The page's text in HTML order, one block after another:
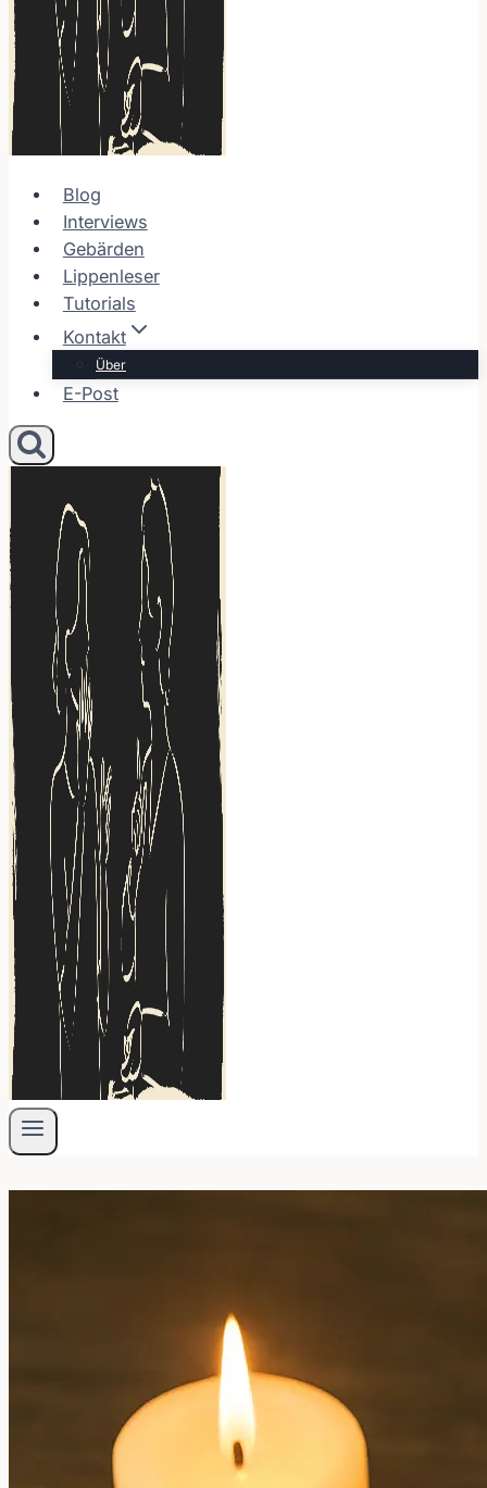
Blog
Interviews
Gebärden
Lippenleser
Tutorials
Kontakt
Über
E-Post